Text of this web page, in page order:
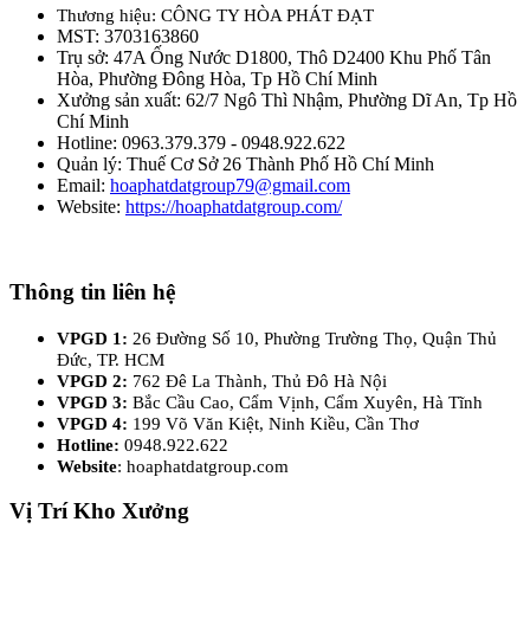
Thương hiệu: CÔNG TY HÒA PHÁT ĐẠT
MST: 3703163860
Trụ sở: 47A Ống Nước D1800, Thô D2400 Khu Phố Tân
Hòa, Phường Đông Hòa, Tp Hồ Chí Minh
Xưởng sản xuất: 62/7 Ngô Thì Nhậm, Phường Dĩ An, Tp Hồ
Chí Minh
Hotline: 0963.379.379 - 0948.922.622
Quản lý: Thuế Cơ Sở 26 Thành Phố Hồ Chí Minh
Email: hoaphatdatgroup79@gmail.com
Website: https://hoaphatdatgroup.com/
Thông tin liên hệ
VPGD 1: 26 Đường Số 10, Phường Trường Thọ, Quận Thủ
Đức, TP. HCM
VPGD 2: 762 Đê La Thành, Thủ Đô Hà Nội
VPGD 3: Bắc Cầu Cao, Cẩm Vịnh, Cẩm Xuyên, Hà Tĩnh
VPGD 4: 199 Võ Văn Kiệt, Ninh Kiều, Cần Thơ
Hotline: 0948.922.622
Website: hoaphatdatgroup.com
Vị Trí Kho Xưởng